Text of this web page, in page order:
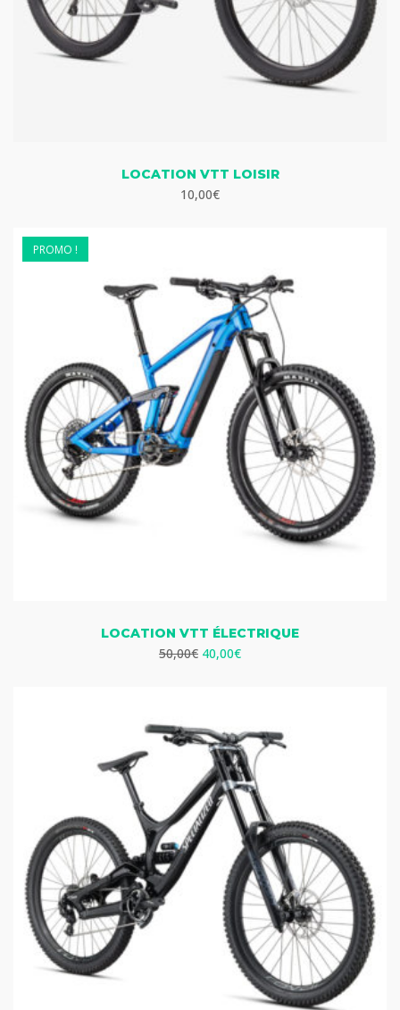
LOCATION VTT LOISIR
10,00€
PROMO !
LOCATION VTT ÉLECTRIQUE
50,00€ Le
50,00€.
40,00€Le
40,00€.